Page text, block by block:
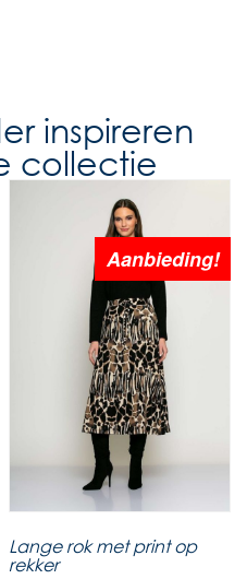
inspireren
collectie
Aanbieding!
Lange rok met print op
rekker